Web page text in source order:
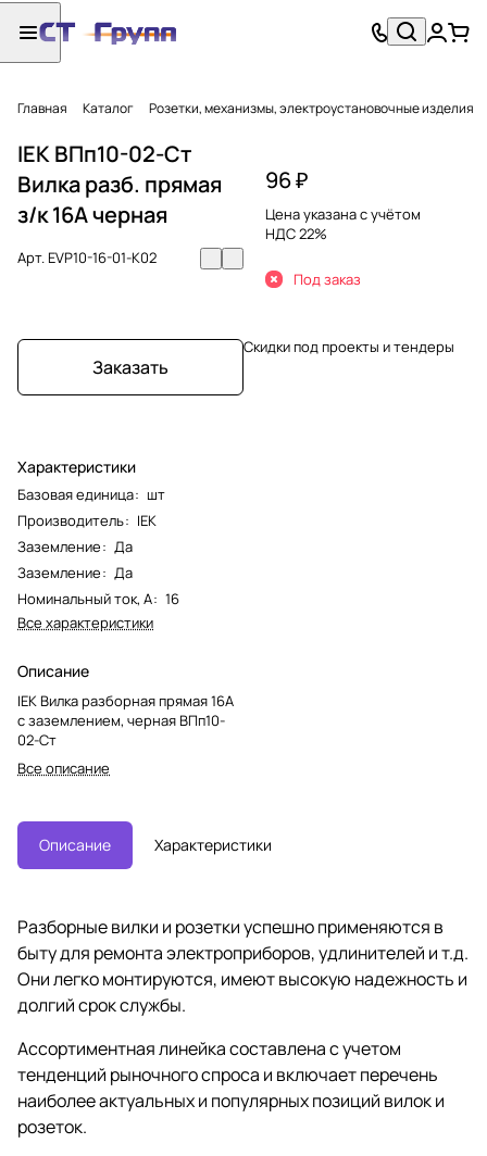
Главная Каталог Розетки, механизмы, электроустановочные изделия
IEK ВПп10-02-Ст
Вилка разб. прямая
з/к 16А черная
Арт.EVP10-16-01-K02
Заказать
Характеристики
Базовая единица: шт
Производитель: IEK
Заземление: Да
Заземление: Да
Номинальный ток, А: 16
Все характеристики
Описание
IEK Вилка разборная прямая 16А
с заземлением, черная ВПп10-
02-Ст
Все описание
96 ₽
Цена указана с учётом
НДС 22%
Под заказ
Скидки под проекты и тендеры
Описание Характеристики
Разборные вилки и розетки успешно применяются в
быту для ремонта электроприборов, удлинителей и т.д.
Они легко монтируются, имеют высокую надежность и
долгий срок службы.
Ассортиментная линейка составлена с учетом
тенденций рыночного спроса и включает перечень
наиболее актуальных и популярных позиций вилок и
розеток.